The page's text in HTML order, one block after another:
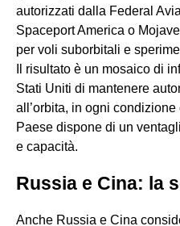
autorizzati dalla Federal
Spaceport America o
per voli suborbitali e
Il risultato è un mosaico di
Stati Uniti di mantenere
all’orbita, in ogni
Paese dispone di un
e capacità.
Russia e Cina: la
Anche Russia e Cina